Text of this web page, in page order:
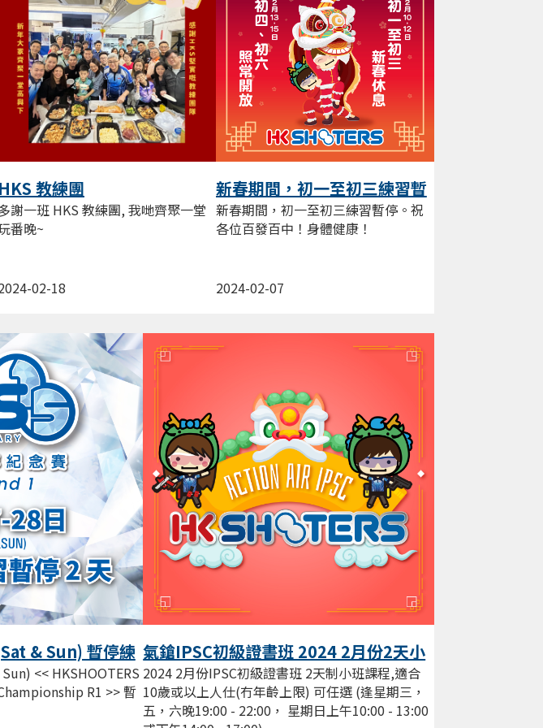
HKS 教練團
02-18
謝一班 HKS 教練團, 我哋齊聚一堂
番晚~
新春期間，初一至初三練習暫
停。
2024-02-07
新春期間，初一至初三練習暫停。祝
各位百發百中！身體健康！
& Sun) 暫停練
<< HKSHOOTERS
R1 >> 暫
氣鎗IPSC初級證書班 2024 2月份2天小
班課程 現正接受報名
2024 2月份IPSC初級證書班 2天制小班課程,適合
10歲或以上人仕(冇年齡上限) 可任選 (逢星期三，
五，六晚19:00 - 22:00， 星期日上午10:00 - 13:00